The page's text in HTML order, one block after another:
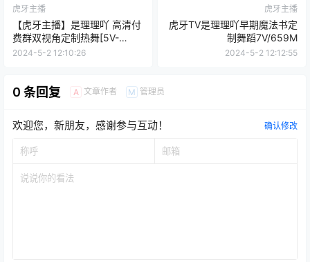
虎牙主播
【虎牙主播】是理理吖 高清付
费群双视角定制热舞[5V-
1.25G]
2024-5-2 12:10:26
虎牙主播
虎牙TV是理理吖早期魔法书定
制舞蹈7V/659M
2024-5-2 12:12:55
0 条回复 A 文章作者 M 管理员
欢迎您，新朋友，感谢参与互动！ 确认修改